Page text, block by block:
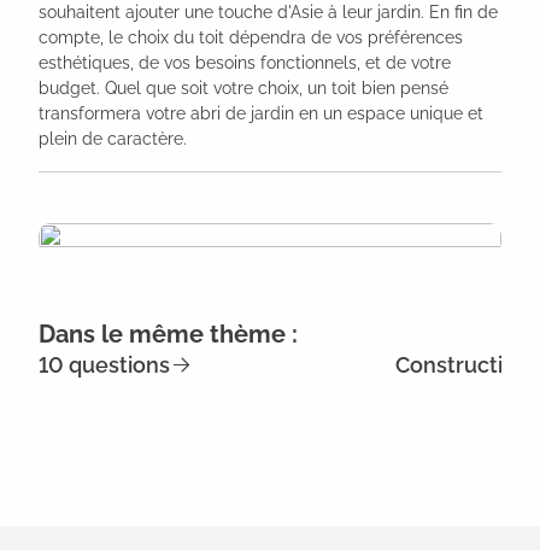
souhaitent ajouter une touche d'Asie à leur jardin. En fin de
compte, le choix du toit dépendra de vos préférences
esthétiques, de vos besoins fonctionnels, et de votre
budget. Quel que soit votre choix, un toit bien pensé
transformera votre abri de jardin en un espace unique et
plein de caractère.
Dans le même thème :
10 questions Construction